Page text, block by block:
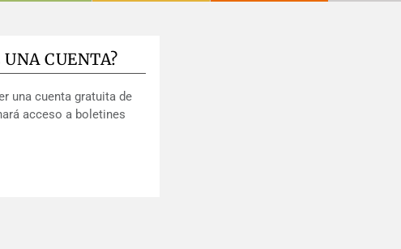
CUENTA?
una cuenta gratuita de
acceso a boletines